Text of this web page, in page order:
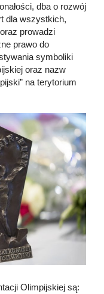
dba o rozwój
dla wszystkich,
prowadzi
prawo do
symboliki
oraz nazw
na terytorium
Olimpijskiej są: